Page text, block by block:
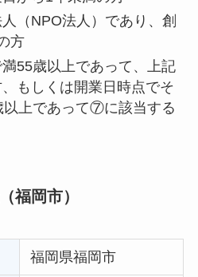
（NPO法人）であり、創
方
55歳以上であって、上記
もしくは開業日時点でそ
以上であって⑦に該当する
福岡市）
福岡県福岡市